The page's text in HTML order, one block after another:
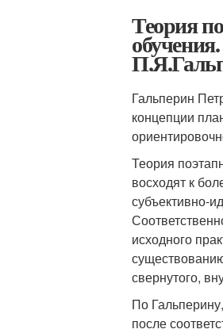
Теория
Гальперин
концепции
Теория
восходят к
субъективно-
исходного
свернутого,
По
после